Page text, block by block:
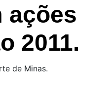
ações
2011.
de Minas.